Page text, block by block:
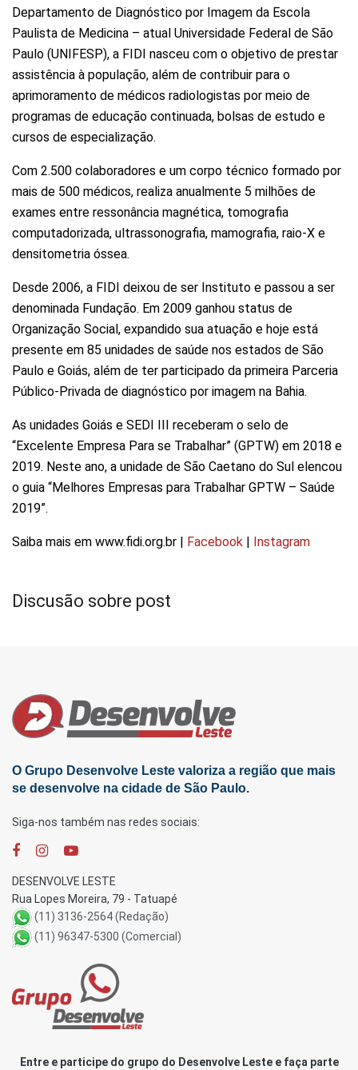
Departamento de Diagnóstico por Imagem da Escola
Paulista de Medicina – atual Universidade Federal de São
Paulo (UNIFESP), a FIDI nasceu com o objetivo de prestar
assistência à população, além de contribuir para o
aprimoramento de médicos radiologistas por meio de
programas de educação continuada, bolsas de estudo e
cursos de especialização.
Com 2.500 colaboradores e um corpo técnico formado por
mais de 500 médicos, realiza anualmente 5 milhões de
exames entre ressonância magnética, tomografia
computadorizada, ultrassonografia, mamografia, raio-X e
densitometria óssea.
Desde 2006, a FIDI deixou de ser Instituto e passou a ser
denominada Fundação. Em 2009 ganhou status de
Organização Social, expandido sua atuação e hoje está
presente em 85 unidades de saúde nos estados de São
Paulo e Goiás, além de ter participado da primeira Parceria
Público-Privada de diagnóstico por imagem na Bahia.
As unidades Goiás e SEDI III receberam o selo de
“Excelente Empresa Para se Trabalhar” (GPTW) em 2018 e
2019. Neste ano, a unidade de São Caetano do Sul elencou
o guia “Melhores Empresas para Trabalhar GPTW – Saúde
2019”.
Saiba mais em www.fidi.org.br | Facebook | Instagram
Discusão sobre post
O Grupo Desenvolve Leste valoriza a região que mais
se desenvolve na cidade de São Paulo.
Siga-nos também nas redes sociais:
DESENVOLVE LESTE
Rua Lopes Moreira, 79 - Tatuapé
(11) 3136-2564 (Redação)
(11) 96347-5300 (Comercial)
Entre e participe do grupo do Desenvolve Leste e faça parte